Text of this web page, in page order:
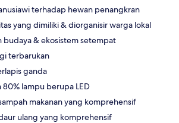
terhadap hewan penangkran
yang dimiliki & diorganisir warga lokal
budaya & ekosistem setempat
terbarukan
ganda
80% lampu berupa LED
makanan yang komprehensif
ulang yang komprehensif